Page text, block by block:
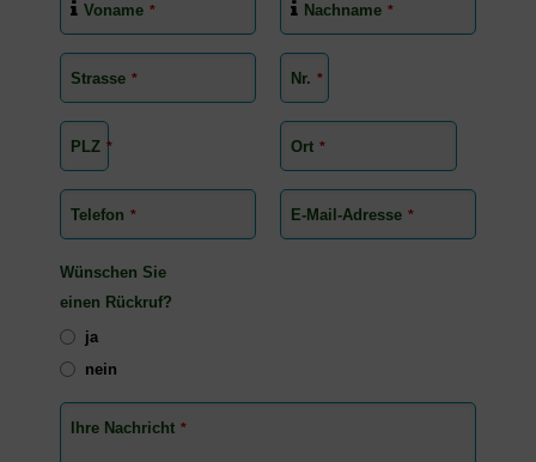
Voname * Nachname *
Strasse * Nr. *
PLZ * Ort *
Telefon * E-Mail-Adresse *
Wünschen Sie
einen Rückruf?
ja
nein
Ihre Nachricht *